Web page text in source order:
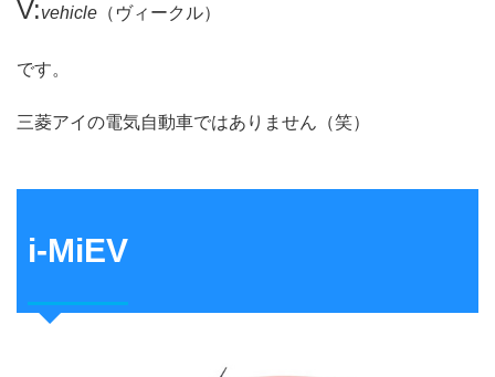
V:vehicle （ヴィークル）
です。
三菱アイの電気自動車ではありません（笑）
i-MiEV